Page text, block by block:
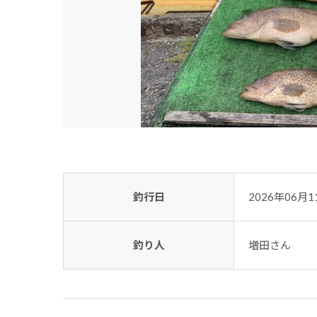
釣行日 2026年06月
釣り人 増田さん